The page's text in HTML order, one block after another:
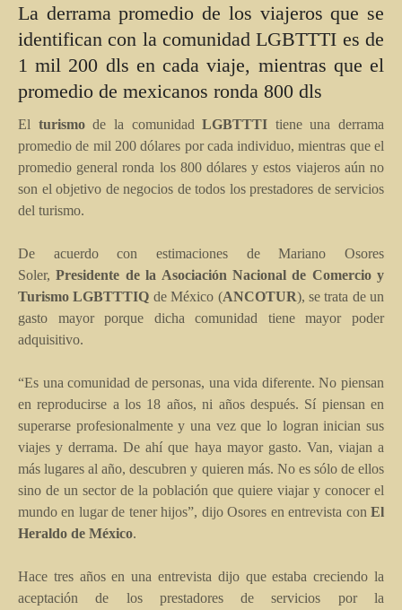
La derrama promedio de los viajeros que se
identifican con la comunidad LGBTTTI es de
1 mil 200 dls en cada viaje, mientras que el
promedio de mexicanos ronda 800 dls
El turismode la comunidadLGBTTTI tiene una derrama
promedio de mil 200 dólares por cada individuo, mientras que el
promedio general ronda los 800 dólares y estos viajeros aún no
son el objetivo de negocios de todos los prestadores de servicios
del turismo.
De acuerdo con estimaciones de Mariano Osores
Soler,Presidente de la Asociación Nacional de Comercio y
Turismo LGBTTTIQ de México (ANCOTUR), se trata de un
gasto mayor porque dicha comunidad tiene mayor poder
adquisitivo.
“Es una comunidad de personas, una vida diferente. No piensan
en reproducirse a los 18 años, ni años después. Sí piensan en
superarse profesionalmente y una vez que lo logran inician sus
viajes y derrama. De ahí que haya mayor gasto. Van, viajan a
más lugares al año, descubren y quieren más. No es sólo de ellos
sino de un sector de la población que quiere viajar y conocer el
mundo en lugar de tener hijos”, dijo Osores en entrevista conEl
Heraldo de México.
Hace tres años en una entrevista dijo que estaba creciendo la
aceptación de los prestadores de servicios por la